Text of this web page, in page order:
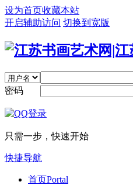
设为首页收藏本站
开启辅助访问 切换到宽版
密码
只需一步，快速开始
快捷导航
首页Portal